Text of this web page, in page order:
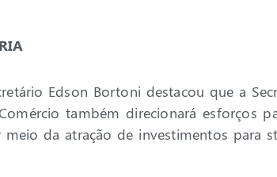
Edson Bortoni destacou que a
também direcionará esforços
da atração de investimentos para